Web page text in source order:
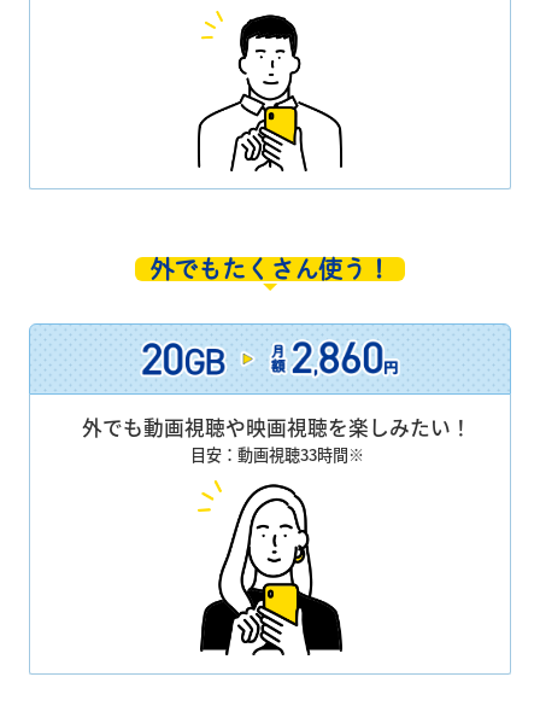
外でもたくさん使う！
外でも動画視聴や映画視聴を楽しみたい！
目安：動画視聴33時間※